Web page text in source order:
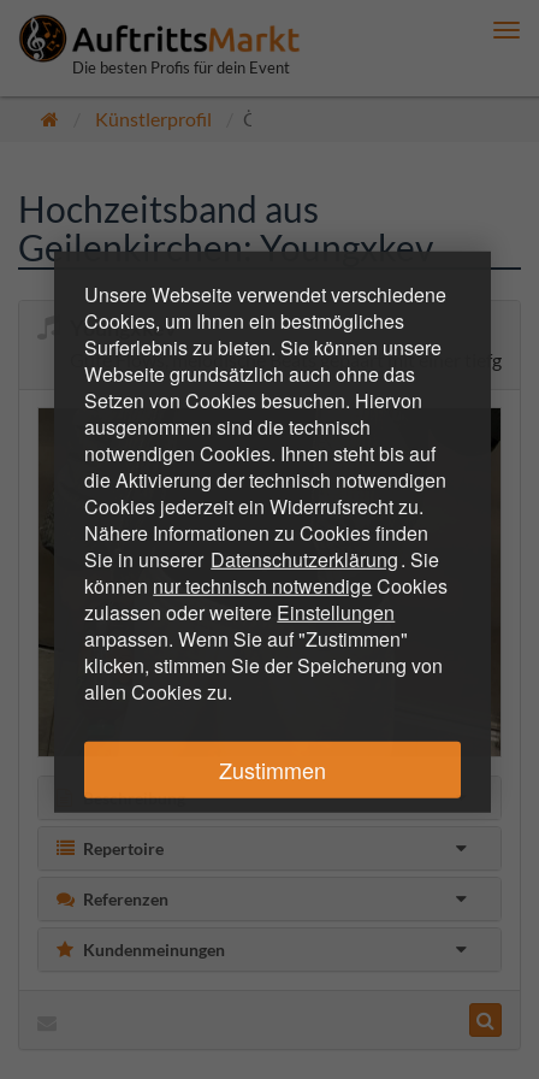
Unsere Webseite verwendet verschiedene
Cookies, um Ihnen ein bestmögliches
Surferlebnis zu bieten. Sie können unsere
Webseite grundsätzlich auch ohne das
Setzen von Cookies besuchen. Hiervon
ausgenommen sind die technisch
notwendigen Cookies. Ihnen steht bis auf
die Aktivierung der technisch notwendigen
Cookies jederzeit ein Widerrufsrecht zu.
Nähere Informationen zu Cookies finden
Sie in unserer Datenschutzerklärung. Sie
können nur technisch notwendigeCookies
zulassen oder weitere Einstellungen
anpassen. Wenn Sie auf "Zustimmen"
klicken, stimmen Sie der Speicherung von
allen Cookies zu.
Zustimmen
Die besten Profis für dein Event
Künstlerprofil Öffentlich
Hochzeitsband aus
Geilenkirchen: Youngxkev
Youngxkev
Gute Flows, melodische Beats gepaart mit einer
Beschreibung
Repertoire
Referenzen
Kundenmeinungen